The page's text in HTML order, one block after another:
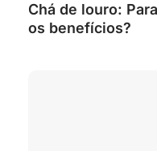
Chá de louro:
os benefícios?